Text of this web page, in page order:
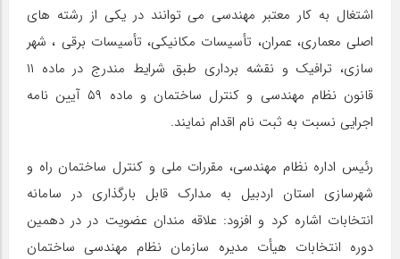
اشتغال به کار معتبر مهندسی می توانند در یکی از رشته های
اصلی معماری، عمران، تأسیسات مکانیکی، تأسیسات برقی ، شهر
سازی، ترافیک و نقشه برداری طبق شرایط مندرج در ماده ۱۱
قانون نظام مهندسی و کنترل ساختمان و ماده ۵۹ آیین نامه
اجرایی نسبت به ثبت نام اقدام نمایند.
رئیس اداره نظام مهندسی، مقررات ملی و کنترل ساختمان راه و
شهرسازی استان اردبیل به مدارک قابل بارگذاری در سامانه
انتخابات اشاره کرد و افزود: علاقه مندان عضویت در در دهمین
دوره انتخابات هیأت مدیره سازمان نظام مهندسی ساختمان